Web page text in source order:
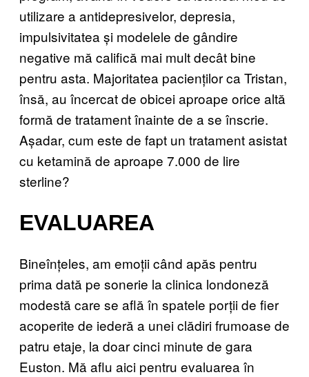
utilizare a antidepresivelor, depresia,
impulsivitatea și modelele de gândire
negative mă califică mai mult decât bine
pentru asta. Majoritatea pacienților ca Tristan,
însă, au încercat de obicei aproape orice altă
formă de tratament înainte de a se înscrie.
Așadar, cum este de fapt un tratament asistat
cu ketamină de aproape 7.000 de lire
sterline?
EVALUAREA
Bineînțeles, am emoții când apăs pentru
prima dată pe sonerie la clinica londoneză
modestă care se află în spatele porții de fier
acoperite de iederă a unei clădiri frumoase de
patru etaje, la doar cinci minute de gara
Euston. Mă aflu aici pentru evaluarea în